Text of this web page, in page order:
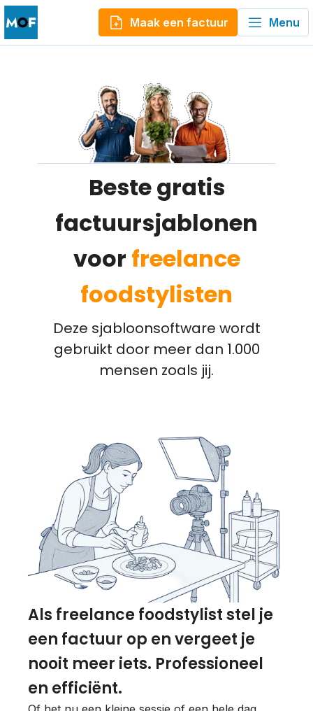
Maak een factuur Menu
Beste gratis
factuursjablonen
voor freelance
foodstylisten
Deze sjabloonsoftware wordt
gebruikt door meer dan 1.000
mensen zoals jij.
Als freelance foodstylist stel je
een factuur op en vergeet je
nooit meer iets. Professioneel
en efficiënt.